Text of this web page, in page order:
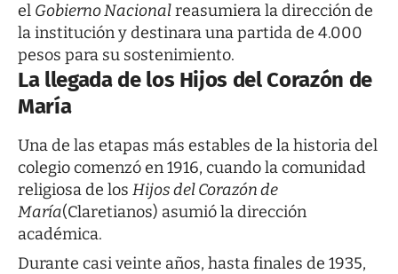
el Gobierno Nacionalreasumiera la dirección de
la institución y destinara una partida de 4.000
pesos para su sostenimiento.
La llegada de los Hijos del Corazón de
María
Una de las etapas más estables de la historia del
colegio comenzó en 1916, cuando la comunidad
religiosa de los Hijos del Corazón de
María(Claretianos) asumió la dirección
académica.
Durante casi veinte años, hasta finales de 1935,